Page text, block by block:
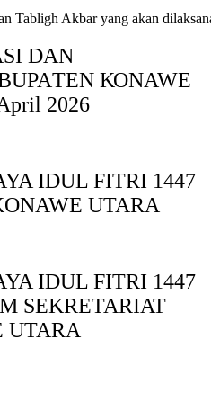
Tabligh Akbar yang akan
DAN
ΚΟNAWE
2026
IDUL FITRI 1447
UTARA
IDUL FITRI 1447
SEKRETARIAT
UTARA